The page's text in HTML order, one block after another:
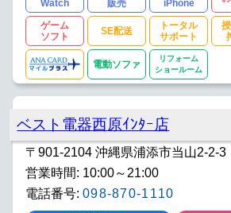
Watch 販売 iPhone
ゲーム
ソフト
SE配送
トータル
サポート
電動ソファ
リフォーム
ショールーム
ベスト電器西原ｲﾝﾀｰ店
〒901-2104 沖縄県浦添市当山2-2-3
営業時間: 10:00～21:00
電話番号: 098-870-1110